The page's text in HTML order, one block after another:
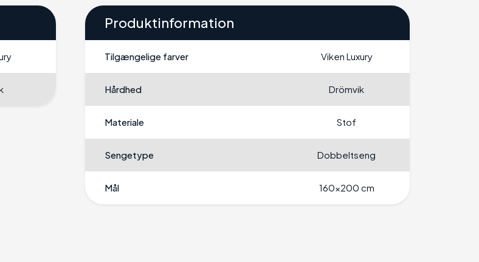
Produktinformation
Tilgængelige farver Viken Luxury
Hårdhed Drömvik
Materiale Stof
Sengetype Dobbeltseng
Mål 160x200 cm